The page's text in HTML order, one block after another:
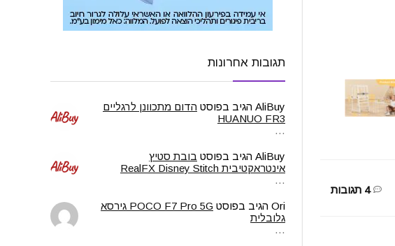
4 תגובות
תגובות אחרונות
AliBuy הגיב בפוסט הדום מתכוונן לרגליים
HUANUO FR3
…
AliBuy הגיב בפוסט בובת סטיץ
אינטראקטיבית RealFX Disney Stitch
…
Ori הגיב בפוסט
POCO F7 Pro 5G גירסא
גלובלית
…